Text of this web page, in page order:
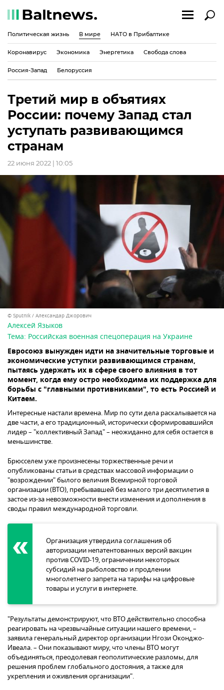
Политическая жизнь В мире НАТО в Прибалтике
Коронавирус Экономика Энергетика Свобода слова
Россия-Запад Белоруссия
Третий мир в объятиях
России: почему Запад стал
уступать развивающимся
странам
22 июня 2022 | 10:05
© Sputnik / Александар Джорович
Алексей Языков
Тема: Российская военная спецоперация на Украине
Евросоюз вынужден идти на значительные торговые и
экономические уступки развивающимся странам,
пытаясь удержать их в сфере своего влияния в тот
момент, когда ему остро необходима их поддержка для
борьбы с "главными противниками", то есть Россией и
Китаем.
Интересные настали времена. Мир по сути дела раскалывается на
две части, а его традиционный, исторически сформировавшийся
лидер – "коллективный Запад" – неожиданно для себя остается в
меньшинстве.
Брюсселем уже произнесены торжественные речи и
опубликованы статьи в средствах массовой информации о
"возрождении" былого величия Всемирной торговой
организации (ВТО), пребывавшей без малого три десятилетия в
застое из-за невозможности внести изменения и дополнения в
своды правил международной торговли.
Организация утвердила соглашения об
авторизации непатентованных версий вакцин
против COVID-19, ограничении некоторых
субсидий на рыболовство и продлении
многолетнего запрета на тарифы на цифровые
товары и услуги в интернете.
"Результаты демонстрируют, что ВТО действительно способна
реагировать на чрезвычайные ситуации нашего времени, –
заявила генеральный директор организации Нгози Оконджо-
Ивеала. – Они показывают миру, что члены ВТО могут
объединяться, преодолевая геополитические разломы, для
решения проблем глобального достояния, а также для
укрепления и оживления организации".